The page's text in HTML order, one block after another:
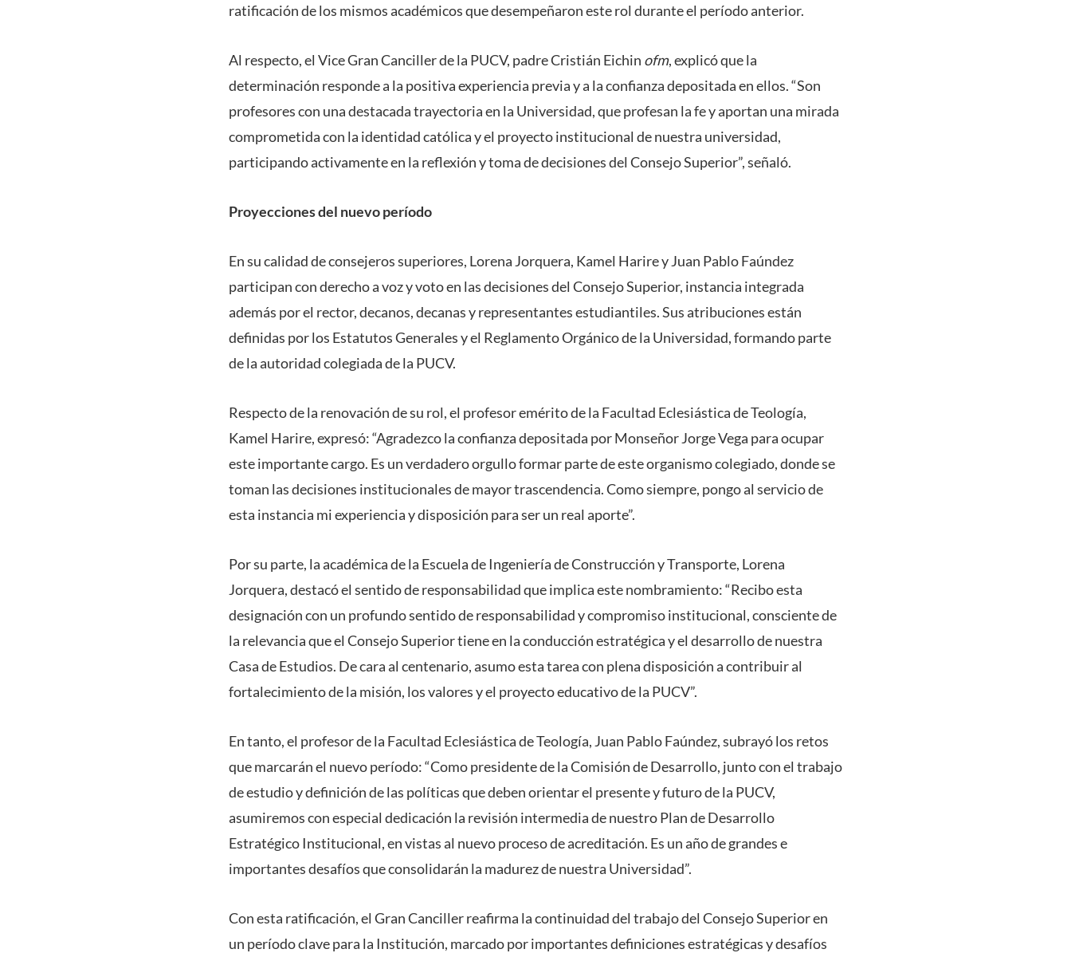
ratificación de los mismos académicos que desempeñaron este rol durante el período anterior.
Al respecto, el Vice Gran Canciller de la PUCV, padre Cristián Eichin ofm, explicó que la
determinación responde a la positiva experiencia previa y a la confianza depositada en ellos. “Son
profesores con una destacada trayectoria en la Universidad, que profesan la fe y aportan una mirada
comprometida con la identidad católica y el proyecto institucional de nuestra universidad,
participando activamente en la reflexión y toma de decisiones del Consejo Superior”, señaló.
Proyecciones del nuevo período
En su calidad de consejeros superiores, Lorena Jorquera, Kamel Harire y Juan Pablo Faúndez
participan con derecho a voz y voto en las decisiones del Consejo Superior, instancia integrada
además por el rector, decanos, decanas y representantes estudiantiles. Sus atribuciones están
definidas por los Estatutos Generales y el Reglamento Orgánico de la Universidad, formando parte
de la autoridad colegiada de la PUCV.
Respecto de la renovación de su rol, el profesor emérito de la Facultad Eclesiástica de Teología,
Kamel Harire, expresó: “Agradezco la confianza depositada por Monseñor Jorge Vega para ocupar
este importante cargo. Es un verdadero orgullo formar parte de este organismo colegiado, donde se
toman las decisiones institucionales de mayor trascendencia. Como siempre, pongo al servicio de
esta instancia mi experiencia y disposición para ser un real aporte”.
Por su parte, la académica de la Escuela de Ingeniería de Construcción y Transporte, Lorena
Jorquera, destacó el sentido de responsabilidad que implica este nombramiento: “Recibo esta
designación con un profundo sentido de responsabilidad y compromiso institucional, consciente de
la relevancia que el Consejo Superior tiene en la conducción estratégica y el desarrollo de nuestra
Casa de Estudios. De cara al centenario, asumo esta tarea con plena disposición a contribuir al
fortalecimiento de la misión, los valores y el proyecto educativo de la PUCV”.
En tanto, el profesor de la Facultad Eclesiástica de Teología, Juan Pablo Faúndez, subrayó los retos
que marcarán el nuevo período: “Como presidente de la Comisión de Desarrollo, junto con el trabajo
de estudio y definición de las políticas que deben orientar el presente y futuro de la PUCV,
asumiremos con especial dedicación la revisión intermedia de nuestro Plan de Desarrollo
Estratégico Institucional, en vistas al nuevo proceso de acreditación. Es un año de grandes e
importantes desafíos que consolidarán la madurez de nuestra Universidad”.
Con esta ratificación, el Gran Canciller reafirma la continuidad del trabajo del Consejo Superior en
un período clave para la Institución, marcado por importantes definiciones estratégicas y desafíos